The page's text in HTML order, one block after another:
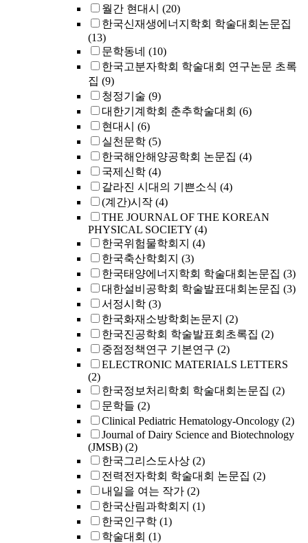
월간 현대시 (20)
한국신재생에너지학회 학술대회논문집
(13)
문학동네 (10)
한국고분자학회 학술대회 연구논문 초록
집 (9)
청정기술 (9)
대한기계학회 춘추학술대회 (6)
현대시 (6)
실천문학 (5)
한국해안해양공학회 논문집 (4)
국제신학 (4)
갈라진 시대의 기쁜소식 (4)
(계간)시작 (4)
THE JOURNAL OF THE KOREAN
PHYSICAL SOCIETY (4)
한국위험물학회지 (4)
한국축산학회지 (3)
한국태양에너지학회 학술대회논문집 (3)
대한설비공학회 학술발표대회논문집 (3)
서정시학 (3)
한국화재소방학회논문지 (2)
한국진공학회 학술발표회초록집 (2)
중점정책연구 기본연구 (2)
ELECTRONIC MATERIALS LETTERS
(2)
한국정보처리학회 학술대회논문집 (2)
문학들 (2)
Clinical Pediatric Hematology-Oncology (2)
Journal of Dairy Science and Biotechnology
(JMSB) (2)
한국그리스도사상 (2)
전력전자학회 학술대회 논문집 (2)
내일을 여는 작가 (2)
한국산림과학회지 (1)
한국인구학 (1)
학술대회 (1)